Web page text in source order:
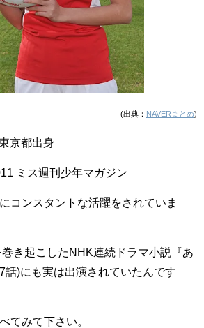
(出典： NAVERまとめ)
京都出身
ミス週刊少年マガジン
コンスタントな活躍をされていま
き起こしたNHK連続ドラマ小説『あ
話)にも実は出演されていたんです
てみて下さい。